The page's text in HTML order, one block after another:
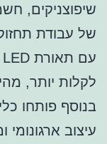
שיפוצניקים,
של עבודת
עם תאורת LED מבית
לקלות יותר,
בנוסף פותחו כלי
עיצוב